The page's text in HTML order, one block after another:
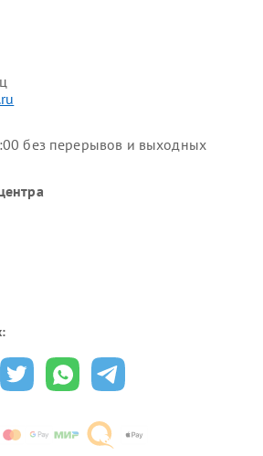
без перерывов и выходных